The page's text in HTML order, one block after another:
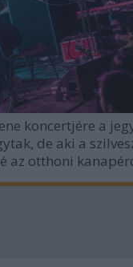
koncertjére a
de aki a
az otthoni